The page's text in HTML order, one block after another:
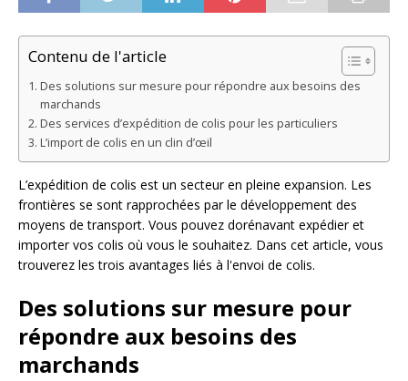
Contenu de l'article
Des solutions sur mesure pour répondre aux besoins des
marchands
Des services d’expédition de colis pour les particuliers
L’import de colis en un clin d’œil
L’expédition de colis est un secteur en pleine expansion. Les
frontières se sont rapprochées par le développement des
moyens de transport. Vous pouvez dorénavant expédier et
importer vos colis où vous le souhaitez. Dans cet article, vous
trouverez les trois avantages liés à l'envoi de colis.
Des solutions sur mesure pour
répondre aux besoins des
marchands